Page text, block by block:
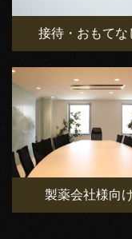
接待・おもてな
製薬会社様向